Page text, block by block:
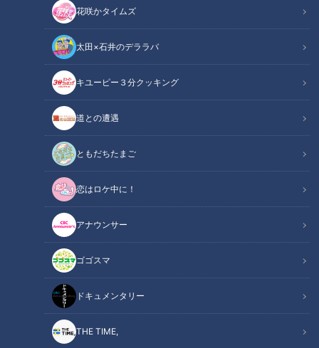
花咲かタイムズ
太田×石井のデララバ
キユーピー３分クッキング
道との遭遇
ともだちたまご
恋はロケ中に！
アナウンサー
ゴゴスマ
ドキュメンタリー
THE TIME,
CBC web
その他
◆企画概要◆
宇宙海賊が名古屋にやってきた！
山内アナは地球盗賊に大変身！？
ゴー☆ジャスさんを特別ゲストにお呼びし、
前回の動画(https://www.youtube.com/watch?
v=DFh6YlDN8aY)で 「芸人気質」が発覚した山内アナがガチ
大喜利対決！
ゴー☆ジャスさんは即興、
アヤ♡ジャスは 10 日間熟考した回答を出します。
これなら、プロの芸人に勝てるかも！？